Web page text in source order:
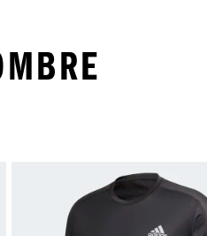
Añadir a la lista de deseos